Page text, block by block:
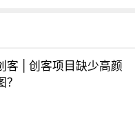
客 | 创客项目缺少高颜